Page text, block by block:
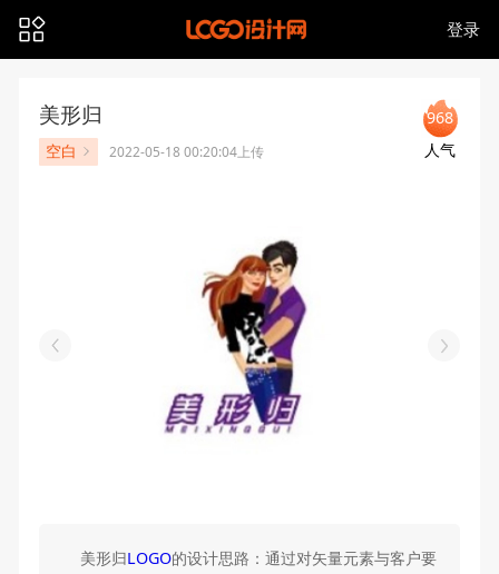
登录
美形归
空白 2022-05-18 00:20:04上传
968
人气
美形归LOGO的设计思路：通过对矢量元素与客户要